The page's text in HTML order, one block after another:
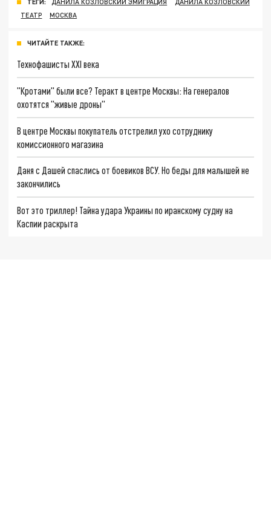
ТЕГИ: ДАНИЛА КОЗЛОВСКИЙ ЭМИГРАЦИЯ
ДАНИЛА КОЗЛОВСКИЙ
ТЕАТР
МОСКВА
ЧИТАЙТЕ ТАКЖЕ:
Технофашисты XXI века
"Кротами" были все? Теракт в центре Москвы: На генералов
охотятся "живые дроны"
В центре Москвы покупатель отстрелил ухо сотруднику
комиссионного магазина
Даня с Дашей спаслись от боевиков ВСУ. Но беды для малышей не
закончились
Вот это триллер! Тайна удара Украины по иранскому судну на
Каспии раскрыта